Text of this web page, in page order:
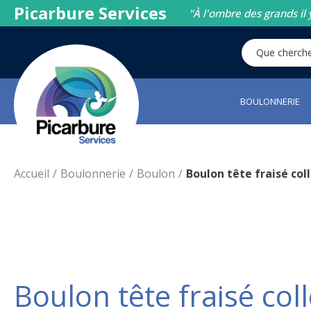
Picarbure Services "À l'ombre des grands
BOULONNERIE
Accueil Boulonnerie Boulon Boulon tête fraisé
Boulon tête fraisé